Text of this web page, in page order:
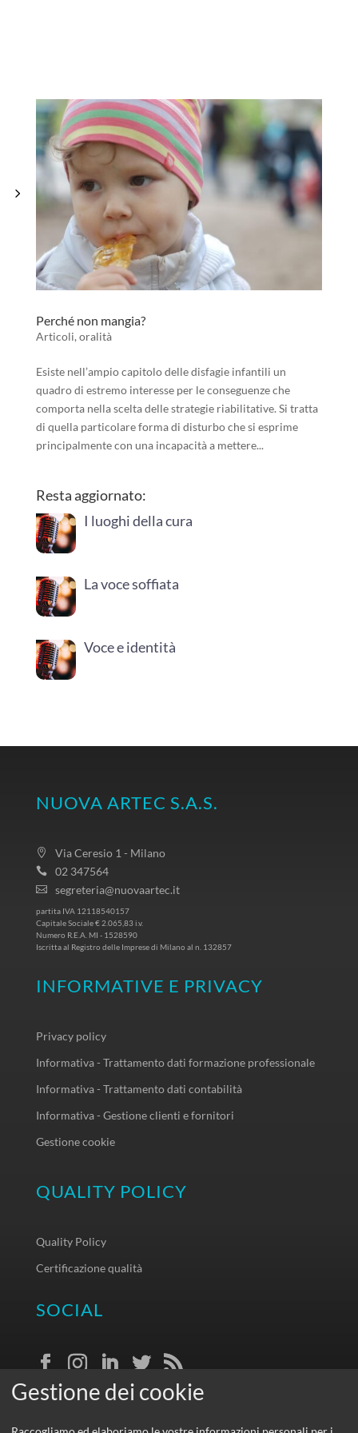
Perché non mangia?
Articoli, oralità
Esiste nell’ampio capitolo delle disfagie infantili un
quadro di estremo interesse per le conseguenze che
comporta nella scelta delle strategie riabilitative. Si tratta
di quella particolare forma di disturbo che si esprime
principalmente con una incapacità a mettere...
Resta aggiornato:
I luoghi della cura
La voce soffiata
Voce e identità
NUOVA ARTEC S.A.S.
Via Ceresio 1 - Milano
02 347564
segreteria@nuovaartec.it
partita IVA 12118540157
Capitale Sociale € 2.065,83 i.v.
Numero R.E.A. MI - 1528590
Iscritta al Registro delle Imprese di Milano al n. 132857
INFORMATIVE E PRIVACY
Privacy policy
Informativa - Trattamento dati formazione professionale
Informativa - Trattamento dati contabilità
Informativa - Gestione clienti e fornitori
Gestione cookie
QUALITY POLICY
Quality Policy
Certificazione qualità
SOCIAL